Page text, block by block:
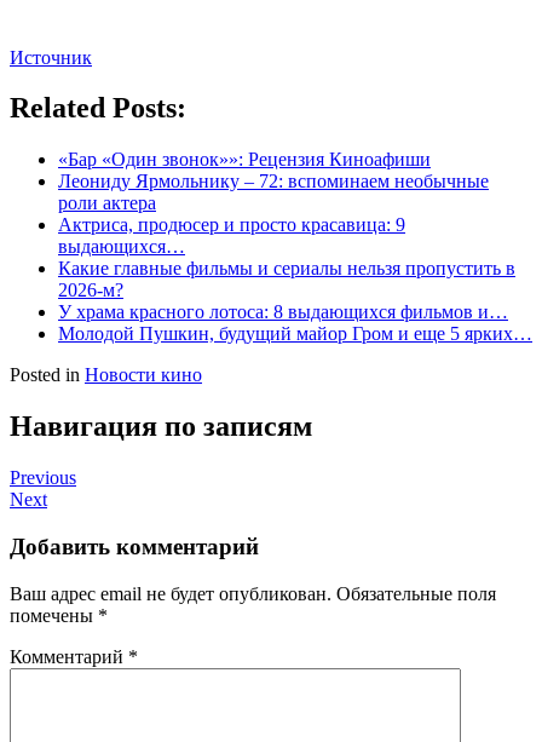
Источник
Related Posts:
«Бар «Один звонок»»: Рецензия Киноафиши
Леониду Ярмольнику – 72: вспоминаем необычные
роли актера
Актриса, продюсер и просто красавица: 9
выдающихся…
Какие главные фильмы и сериалы нельзя пропустить в
2026-м?
У храма красного лотоса: 8 выдающихся фильмов и…
Молодой Пушкин, будущий майор Гром и еще 5 ярких…
Posted in Новости кино
Навигация по записям
Previous
Next
Добавить комментарий
Ваш адрес email не будет опубликован. Обязательные поля
помечены *
Комментарий *